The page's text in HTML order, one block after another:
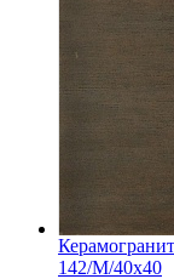
142/M/40x40